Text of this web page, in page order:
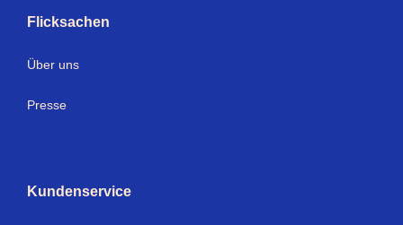
Flicksachen
Über uns
Presse
Kundenservice